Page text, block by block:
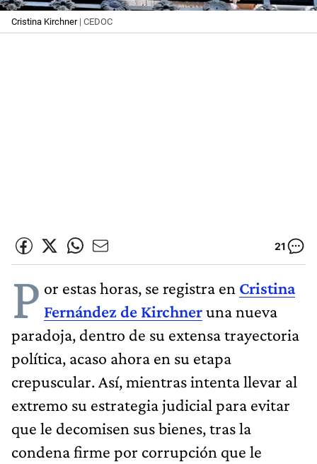
Cristina Kirchner| CEDOC
21
P or estas horas, se registra en Cristina
Fernández de Kirchneruna nueva
paradoja, dentro de su extensa trayectoria
política, acaso ahora en su etapa
crepuscular. Así, mientras intenta llevar al
extremo su estrategia judicial para evitar
que le decomisen sus bienes, tras la
condena firme por corrupción que le